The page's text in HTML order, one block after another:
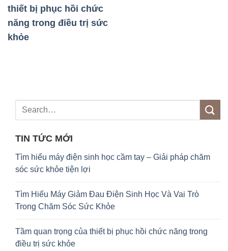
hồi chức
điều trị sức
TIN TỨC MỚI
Tìm hiểu máy điện sinh học cầm tay – Giải pháp chăm
sóc sức khỏe tiện lợi
Tìm Hiểu Máy Giảm Đau Điện Sinh Học Và Vai Trò
Trong Chăm Sóc Sức Khỏe
Tầm quan trọng của thiết bị phục hồi chức năng trong
điều trị sức khỏe